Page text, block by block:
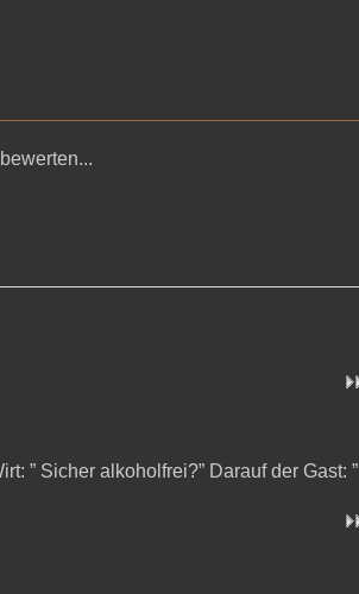
” Sicher alkoholfrei?” Darauf der Gast: ”